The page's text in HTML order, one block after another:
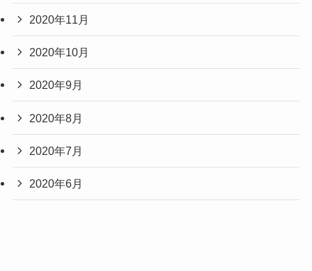
2020年11月
2020年10月
2020年9月
2020年8月
2020年7月
2020年6月